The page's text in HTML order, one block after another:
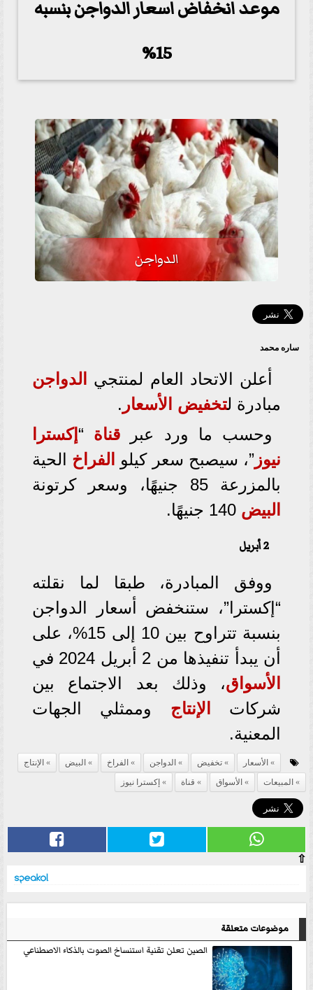
موعد انخفاض اسعار الدواجن بنسبه
15%
الدواجن
ساره محمد
أعلن الاتحاد العام لمنتجي
الدواجن
مبادرة لتخفيض الأسعار .
وحسب ما ورد عبر قناة “إكسترا
نيوز ”، سيصبح سعر كيلو الفراخ الحية
بالمزرعة 85 جنيهًا، وسعر كرتونة
البيض
2 أبريل
ووفق المبادرة، طبقا لما نقلته
“إكسترا”، ستنخفض أسعار الدواجن
بنسبة تتراوح بين 10 إلى 15%، على
أن يبدأ تنفيذها من 2 أبريل 2024 في
الأسواق، وذلك بعد الاجتماع بين
شركات
الإنتاج وممثلي الجهات
المعنية.
الأسعار تخفيض الدواجن الفراخ البيض
الإنتاج
المبيعات
الأسواق قناة إكسترا نيوز
⇧
موضوعات متعلقة
الصين تعلن تقنية استنساخ الصوت بالذكاء الاصطناعي